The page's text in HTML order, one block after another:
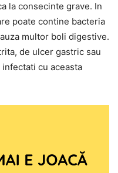
la consecinte grave. In
poate contine bacteria
multor boli digestive.
de ulcer gastric sau
cu aceasta